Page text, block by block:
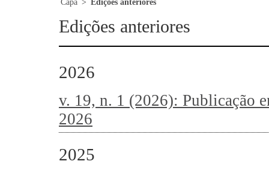
Capa > Edições anteriores
Edições anteriores
2026
v. 19, n. 1 (2026): Publicação
2026
2025